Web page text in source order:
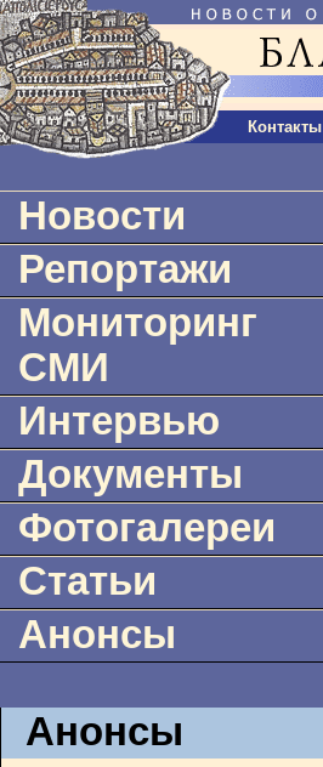
Контакты
Новости
Репортажи
Мониторинг
СМИ
Интервью
Документы
Фотогалереи
Статьи
Анонсы
Анонсы